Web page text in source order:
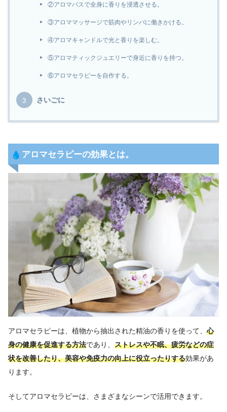
②アロマバスで全身に香りを浸透させる。
③アロママッサージで筋肉やリンパに働きかける。
④アロマキャンドルで光と香りを楽しむ。
⑤アロマティックジュエリーで身近に香りを持つ。
⑥アロマセラピーを自作する。
さいごに
アロマセラピーの効果とは。
アロマセラピーは、植物から抽出された精油の香りを使って、 心
身の健康を促進する方法であり、 ストレスや不眠、疲労などの症
状を改善したり、美容や免疫力の向上に役立ったりする効果があ
ります。
そしてアロマセラピーは、さまざまなシーンで活用できます。